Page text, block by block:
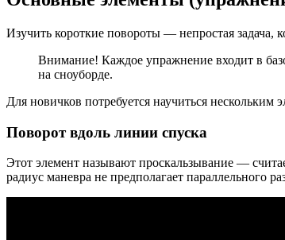
Изучить короткие повороты — непростая задача,
Внимание! Каждое упражнение входит в
на сноуборде.
Для новичков потребуется научиться
Поворот вдоль линии спуска
Этот элемент называют проскальзывание —
радиус маневра не предполагает параллельного